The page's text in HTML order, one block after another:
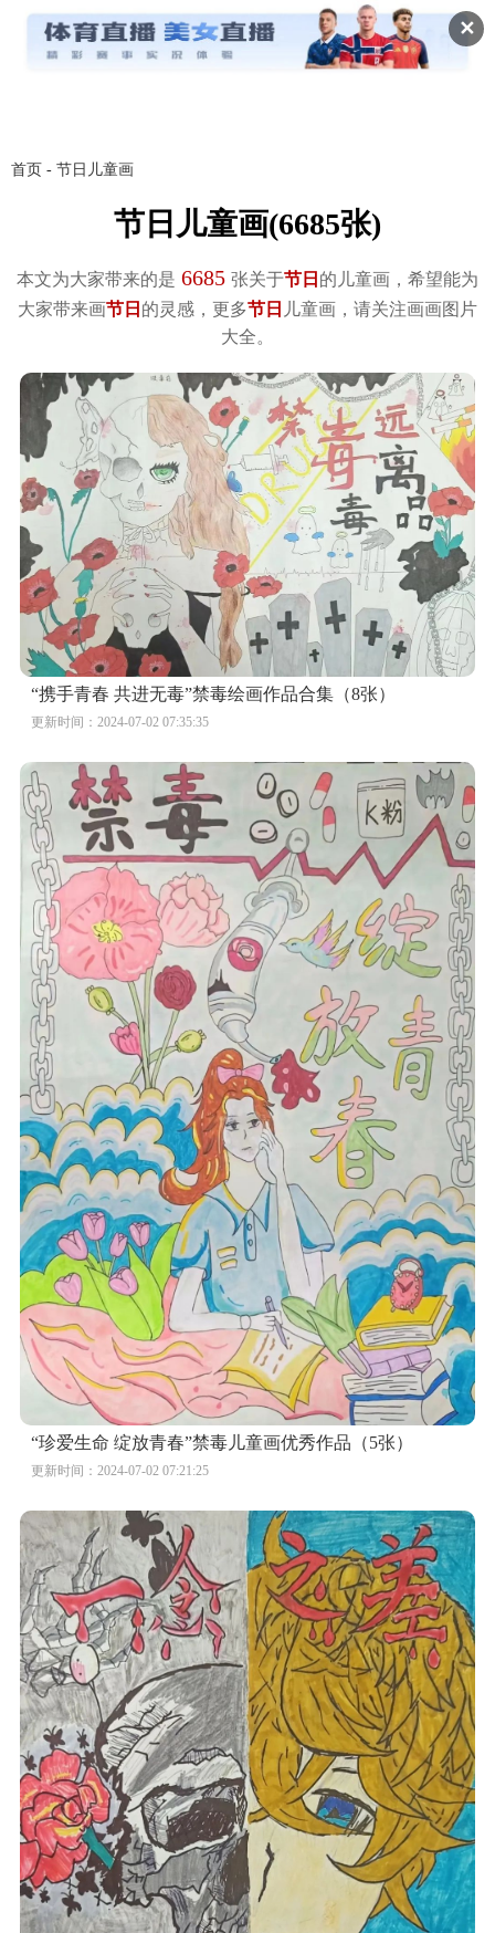
✕
首页 - 节日儿童画
节日儿童画(6685张)
本文为大家带来的是 6685 张关于节日 的儿童画，希望能为
大家带来画节日 的灵感，更多节日 儿童画，请关注画画图片
大全。
“携手青春 共进无毒”禁毒绘画作品合集（8张）
更新时间：2024-07-02 07:35:35
“珍爱生命 绽放青春”禁毒儿童画优秀作品（5张）
更新时间：2024-07-02 07:21:25